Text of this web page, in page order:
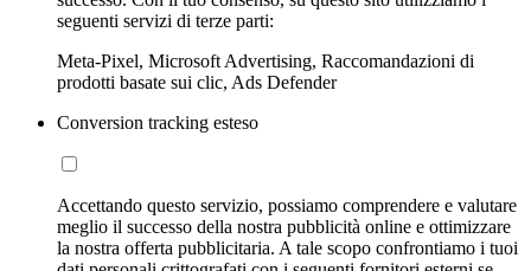
seguenti servizi di terze parti:
Meta-Pixel, Microsoft Advertising, Raccomandazioni di
prodotti basate sui clic, Ads Defender
Conversion tracking esteso
Accettando questo servizio, possiamo comprendere e valutare
meglio il successo della nostra pubblicità online e ottimizzare
la nostra offerta pubblicitaria. A tale scopo confrontiamo i tuoi